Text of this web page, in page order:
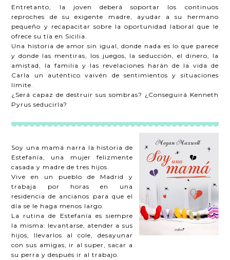
Entretanto, la joven deberá soportar los continuos
reproches de su exigente madre, ayudar a su hermano
pequeño y recapacitar sobre la oportunidad laboral que le
ofrece su tía en Sicilia.
Una historia de amor sin igual, donde nada es lo que parece
y donde las mentiras, los juegos, la seducción, el dinero, la
amistad, la familia y las revelaciones harán de la vida de
Carla un auténtico vaivén de sentimientos y situaciones
límite.
¿Será capaz de destruir sus sombras? ¿Conseguirá Kenneth
Pyrus seducirla?
Soy una mamá narra la historia de
Estefanía, una mujer felizmente
casada y madre de tres hijos.
Vive en un pueblo de Madrid y
trabaja por horas en una
residencia de ancianos para que el
día se le haga menos largo.
La rutina de Estefanía es siempre
la misma: levantarse, atender a sus
hijos, llevarlos al cole, desayunar
con sus amigas, ir al super, sacar a
su perra y después ir al trabajo.